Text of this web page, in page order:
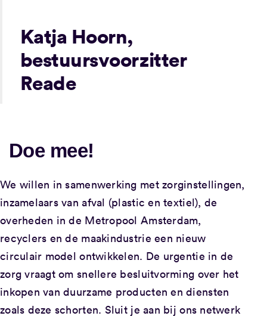
Katja Hoorn,
bestuursvoorzitter
Reade
Doe mee!
We willen in samenwerking met zorginstellingen,
inzamelaars van afval (plastic en textiel), de
overheden in de Metropool Amsterdam,
recyclers en de maakindustrie een nieuw
circulair model ontwikkelen. De urgentie in de
zorg vraagt om snellere besluitvorming over het
inkopen van duurzame producten en diensten
zoals deze schorten. Sluit je aan bij ons netwerk